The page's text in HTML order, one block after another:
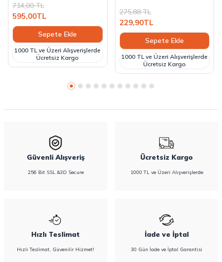
714,00TL
595,00TL
Sepete Ekle
1000 TL ve Üzeri Alışverişlerde
Ücretsiz Kargo
275,88TL
229,90TL
Sepete Ekle
1000 TL ve Üzeri Alışverişlerde
Ücretsiz Kargo
Güvenli Alışveriş
256 Bit SSL &3D Secure
Ücretsiz Kargo
1000 TL ve Üzeri Alışverişlerde
Hızlı Teslimat
Hızlı Teslimat, Güvenilir Hizmet!
İade ve İptal
30 Gün İade ve İptal Garantisi